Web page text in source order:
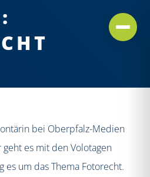
bei Oberpfalz-Medien
geht es mit den Volotagen
es um das Thema Fotorecht.